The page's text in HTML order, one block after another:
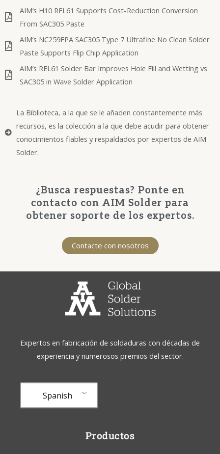
AIM’s H10 REL61 Supports Cost-Reduction Conversion
From SAC305 Paste
AIM’s NC259FPA SAC305 Type 7 Ultrafine No Clean Solder
Paste Supports Flip Chip Application
AIM’s REL61 Solder Bar Improves Hole Fill and Wetting vs
SAC305 in Wave Solder Application
La Biblioteca, a la que se le añaden constantemente más
recursos, es la colección a la que debe acudir para obtener
conocimientos fiables y respaldados por expertos de AIM
Solder.
¿Busca respuestas? Ponte en
contacto con AIM Solder para
obtener soporte de los expertos.
Contacte con nosotros
Expertos en fabricación de soldaduras con décadas de
experiencia y numerosos premios del sector.
Spanish
Productos